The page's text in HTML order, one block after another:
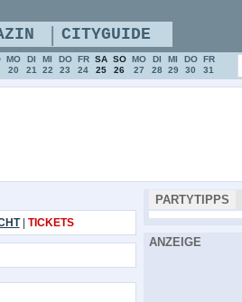
| TICKETS
PARTYTIPPS
ANZEIGE
| CITYGUIDE
MO
20
DI
21
MI
22
DO
23
FR
24
SA
25
SO
26
MO
27
DI
28
MI
29
DO
30
FR
31